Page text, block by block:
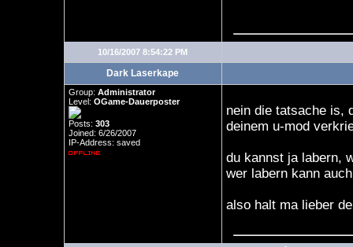
10/16/2007 8:54:22 PM
Dark Laserkape
Group: Administrator
Level: OGame-Dauerposter
Posts: 303
Joined: 6/26/2007
IP-Address: saved
nein die tatsache is,
deinem u-mod
du kannst ja labern,
wer labern kann
also halt ma lieber